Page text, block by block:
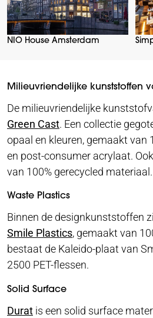
NIO House Amsterdam
Milieuvriendelijke kunststoffen
De milieuvriendelijke
Green Cast. Een collectie
opaal en kleuren, gemaakt van
en post-consumer acrylaat.
van 100% gerecycled materiaal.
Waste Plastics
Binnen de designkunststoffen
Smile Plastics, gemaakt van
bestaat de Kaleido-plaat van
2500 PET-flessen.
Solid Surface
Durat is een solid surface